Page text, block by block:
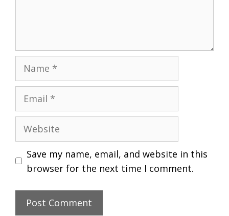
Name
Email
Website
Save my name, email, and website in this
browser for the next time I comment.